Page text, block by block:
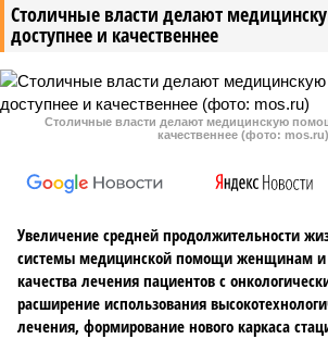
Столичные власти делают
доступнее и качественнее
Столичные власти делают медицинскую
качественнее (фото: mos.ru)
Увеличение средней продолжительности
системы медицинской помощи женщинам
качества лечения пациентов с
расширение использования
лечения, формирование нового каркаса